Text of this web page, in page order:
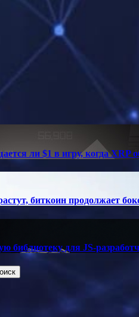
ли $1 в игру, когда XRP
биткоин продолжает
библиотеку для JS-